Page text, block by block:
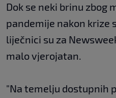
Dok se neki brinu zbog
pandemije nakon krize
liječnici su za
malo vjerojatan.
"Na temelju dostupnih